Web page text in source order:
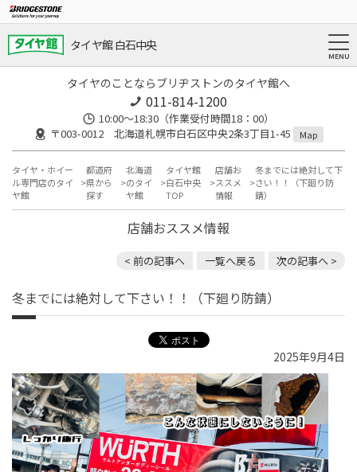
タイヤ館 白石中央
タイヤのことならブリヂストンのタイヤ館へ
011-814-1200
10:00～18:30（作業受付時間18：00）
〒003-0012 北海道札幌市白石区中央2条3丁目1-45
Map
タイヤ・ホイー
ル専門店のタイ
ヤ館
都道府
県から
探す
北海道
のタイ
ヤ館
タイヤ館
白石中央
TOP
店舗お
ススメ
情報
冬までには絶対して下
さい！！（下廻り防
錆）
店舗おススメ情報
< 前の記事へ 一覧へ戻る 次の記事へ >
冬までには絶対して下さい！！（下廻り防錆）
2025年9月4日